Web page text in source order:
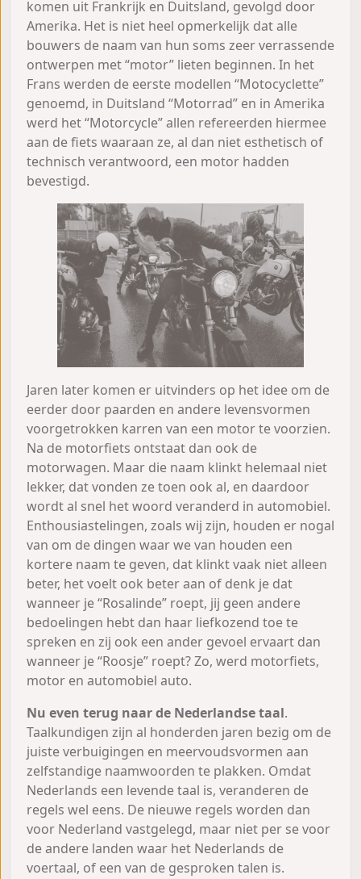
komen uit Frankrijk en Duitsland, gevolgd door
Amerika. Het is niet heel opmerkelijk dat alle
bouwers de naam van hun soms zeer verrassende
ontwerpen met “motor” lieten beginnen. In het
Frans werden de eerste modellen “Motocyclette”
genoemd, in Duitsland “Motorrad” en in Amerika
werd het “Motorcycle” allen refereerden hiermee
aan de fiets waaraan ze, al dan niet esthetisch of
technisch verantwoord, een motor hadden
bevestigd.
Jaren later komen er uitvinders op het idee om de
eerder door paarden en andere levensvormen
voorgetrokken karren van een motor te voorzien.
Na de motorfiets ontstaat dan ook de
motorwagen. Maar die naam klinkt helemaal niet
lekker, dat vonden ze toen ook al, en daardoor
wordt al snel het woord veranderd in automobiel.
Enthousiastelingen, zoals wij zijn, houden er nogal
van om de dingen waar we van houden een
kortere naam te geven, dat klinkt vaak niet alleen
beter, het voelt ook beter aan of denk je dat
wanneer je “Rosalinde” roept, jij geen andere
bedoelingen hebt dan haar liefkozend toe te
spreken en zij ook een ander gevoel ervaart dan
wanneer je “Roosje” roept? Zo, werd motorfiets,
motor en automobiel auto.
Nu even terug naar de Nederlandse taal.
Taalkundigen zijn al honderden jaren bezig om de
juiste verbuigingen en meervoudsvormen aan
zelfstandige naamwoorden te plakken. Omdat
Nederlands een levende taal is, veranderen de
regels wel eens. De nieuwe regels worden dan
voor Nederland vastgelegd, maar niet per se voor
de andere landen waar het Nederlands de
voertaal, of een van de gesproken talen is.